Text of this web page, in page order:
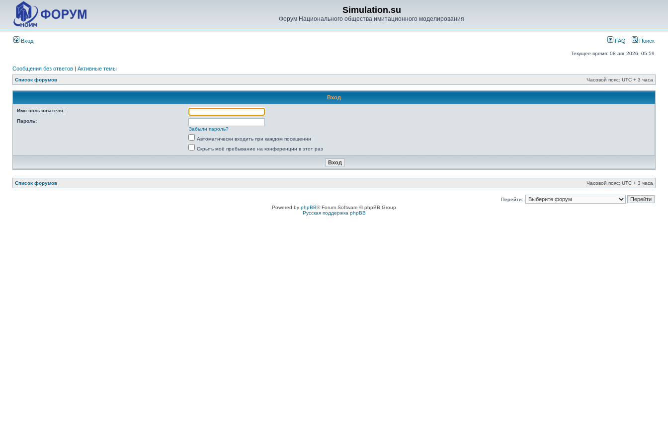
Simulation.su
Форум Национального общества имитационного моделирования
Вход FAQ Поиск
Текущее время: 08 авг 2026, 05:59
Сообщения без ответов | Активные темы
Список форумов Часовой пояс: UTC + 3 часа
Вход
Имя пользователя:
Пароль:
Забыли пароль?
Автоматически входить при каждом посещении
Скрыть моё пребывание на конференции в этот раз
Список форумов Часовой пояс: UTC + 3 часа
Перейти:
Powered by phpBB® Forum Software © phpBB Group
Русская поддержка phpBB